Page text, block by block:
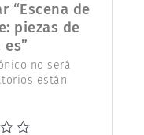
“Escena de
piezas de
no será
están